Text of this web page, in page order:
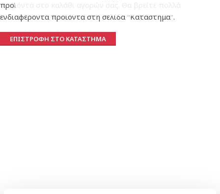
προϊόντα στο καλάθι αγορών σας. Θα βρείτε πολλά
ενδιαφέροντα προϊόντα στη σελίδα "Κατάστημα".
ΕΠΙΣΤΡΟΦΉ ΣΤΟ ΚΑΤΆΣΤΗΜΑ